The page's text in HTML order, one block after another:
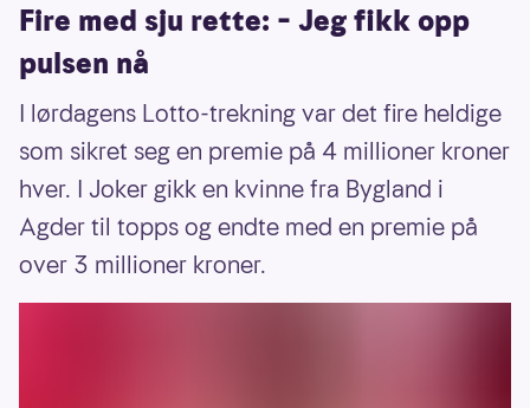
Fire med sju rette: – Jeg fikk opp
pulsen nå
I lørdagens Lotto-trekning var det fire heldige
som sikret seg en premie på 4 millioner kroner
hver. I Joker gikk en kvinne fra Bygland i
Agder til topps og endte med en premie på
over 3 millioner kroner.